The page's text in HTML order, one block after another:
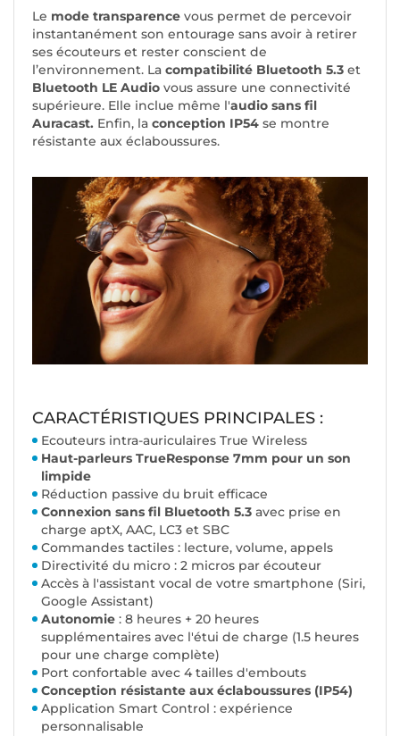
Le mode transparence vous permet de percevoir
instantanément son entourage sans avoir à retirer
ses écouteurs et rester conscient de
l’environnement. La compatibilité Bluetooth 5.3 et
Bluetooth LE Audio vous assure une connectivité
supérieure. Elle inclue même l'audio sans fil
Auracast. Enfin, la conception IP54 se montre
résistante aux éclaboussures.
CARACTÉRISTIQUES PRINCIPALES :
Ecouteurs intra-auriculaires True Wireless
Haut-parleurs TrueResponse 7mm pour un son
limpide
Réduction passive du bruit efficace
Connexion sans fil Bluetooth 5.3 avec prise en
charge aptX, AAC, LC3 et SBC
Commandes tactiles : lecture, volume, appels
Directivité du micro : 2 micros par écouteur
Accès à l'assistant vocal de votre smartphone (Siri,
Google Assistant)
Autonomie : 8 heures + 20 heures
supplémentaires avec l'étui de charge (1.5 heures
pour une charge complète)
Port confortable avec 4 tailles d'embouts
Conception résistante aux éclaboussures (IP54)
Application Smart Control : expérience
personnalisable